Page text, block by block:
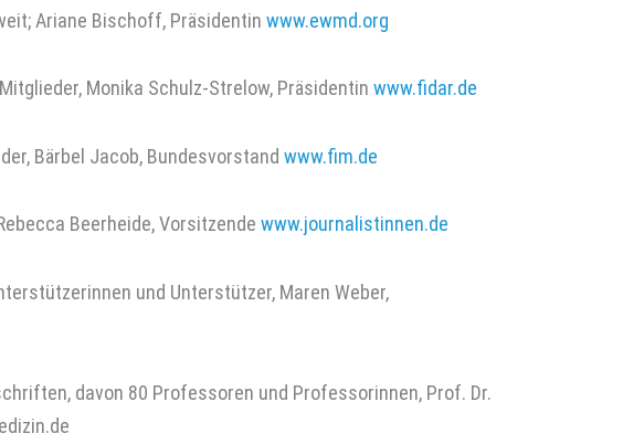
Ariane Bischoff, Präsidentin www.ewmd.org
Monika Schulz-Strelow, Präsidentin www.fidar.de
Bärbel Jacob, Bundesvorstand www.fim.de
Beerheide, Vorsitzende www.journalistinnen.de
und Unterstützer, Maren Weber,
davon 80 Professoren und Professorinnen, Prof. Dr.